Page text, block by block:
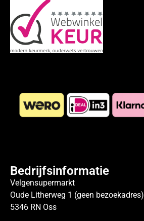
Bedrijfsinformatie
Velgensupermarkt
Oude Litherweg 1 (geen bezoekadres)
5346 RN Oss